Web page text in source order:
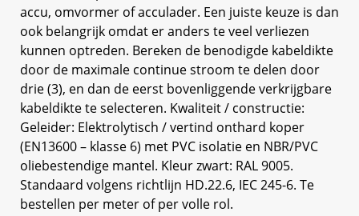
accu, omvormer of acculader. Een juiste keuze is dan
ook belangrijk omdat er anders te veel verliezen
kunnen optreden. Bereken de benodigde kabeldikte
door de maximale continue stroom te delen door
drie (3), en dan de eerst bovenliggende verkrijgbare
kabeldikte te selecteren. Kwaliteit / constructie:
Geleider: Elektrolytisch / vertind onthard koper
(EN13600 – klasse 6) met PVC isolatie en NBR/PVC
oliebestendige mantel. Kleur zwart: RAL 9005.
Standaard volgens richtlijn HD.22.6, IEC 245-6. Te
bestellen per meter of per volle rol.